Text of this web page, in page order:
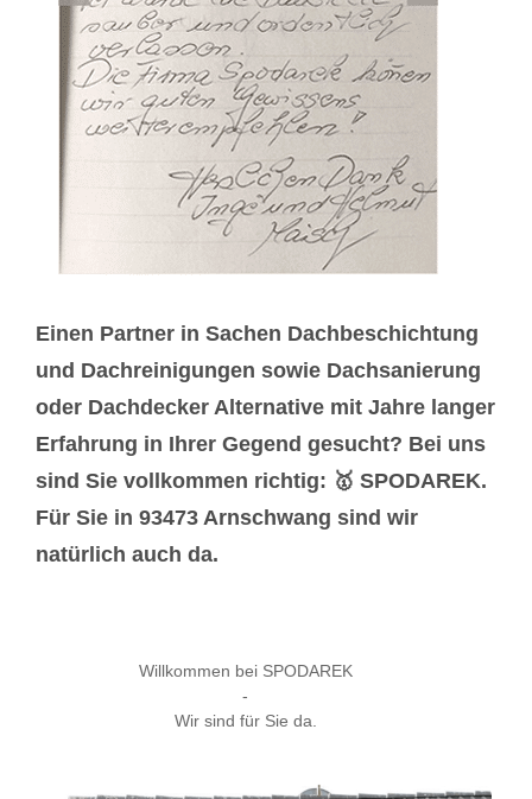
Einen Partner in Sachen Dachbeschichtung
und Dachreinigungen sowie Dachsanierung
oder Dachdecker Alternative mit Jahre langer
Erfahrung in Ihrer Gegend gesucht? Bei uns
sind Sie vollkommen richtig: 🥇 SPODAREK.
Für Sie in 93473 Arnschwang sind wir
natürlich auch da.
Willkommen bei SPODAREK
-
Wir sind für Sie da.